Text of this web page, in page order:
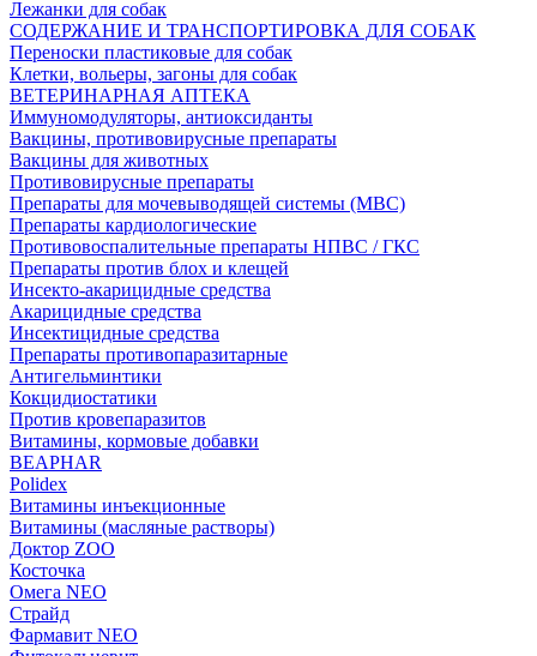
Лежанки для собак
СОДЕРЖАНИЕ И ТРАНСПОРТИРОВКА ДЛЯ СОБАК
Переноски пластиковые для собак
Клетки, вольеры, загоны для собак
ВЕТЕРИНАРНАЯ АПТЕКА
Иммуномодуляторы, антиоксиданты
Вакцины, противовирусные препараты
Вакцины для животных
Противовирусные препараты
Препараты для мочевыводящей системы (МВС)
Препараты кардиологические
Противовоспалительные препараты НПВС / ГКС
Препараты против блох и клещей
Инсекто-акарицидные средства
Акарицидные средства
Инсектицидные средства
Препараты противопаразитарные
Антигельминтики
Кокцидиостатики
Против кровепаразитов
Витамины, кормовые добавки
BEAPHAR
Polidex
Витамины инъекционные
Витамины (масляные растворы)
Доктор ZOO
Косточка
Омега NEO
Страйд
Фармавит NEO